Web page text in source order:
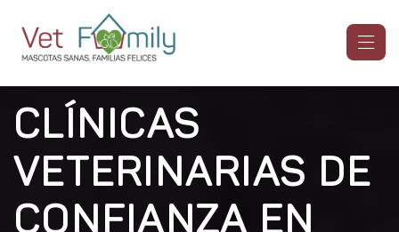
CLÍNICAS
VETERINARIAS DE
CONFIANZA EN